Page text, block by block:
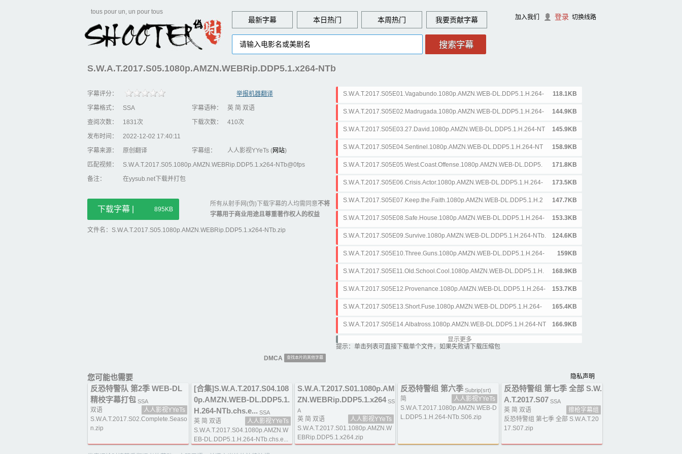
tous pour un, un pour tous
最新字幕 本日热门 本周热门 贡献字幕 加入我们 登录 切换线路
S.W.A.T.2017.S05.1080p.AMZN.WEBRip.DDP5.1.x264-NTb
字幕评分：
举报机器翻译
字幕格式：
SSA 字幕语种：
英 简 双语
查阅次数：
1831次 下载次数：
410次
发布时间：
2022-12-02 17:40:11
字幕来源：
原创翻译 字幕组： 人人影视YYeTs (网站)
匹配视频：
S.W.A.T.2017.S05.1080p.AMZN.WEBRip.DDP5.1.x264-NTb@0fps
备注：
在yysub.net下载并打包
下载字幕 | 895KB
所有从射手网(伪)下载字幕的人均需同意不将
字幕用于商业用途且尊重著作权人的权益
文件名：S.W.A.T.2017.S05.1080p.AMZN.WEBRip.DDP5.1.x264-NTb.zip
S.W.A.T.2017.S05E01.Vagabundo.1080p.AMZN.WEB-DL.DDP5.1.H.264-
NTb.ass
118.1KB
S.W.A.T.2017.S05E02.Madrugada.1080p.AMZN.WEB-DL.DDP5.1.H.264-
NTb.ass
144.9KB
S.W.A.T.2017.S05E03.27.David.1080p.AMZN.WEB-DL.DDP5.1.H.264-NT
b.ass
145.9KB
S.W.A.T.2017.S05E04.Sentinel.1080p.AMZN.WEB-DL.DDP5.1.H.264-NT
b.ass
158.9KB
S.W.A.T.2017.S05E05.West.Coast.Offense.1080p.AMZN.WEB-DL.DDP5.
1.H.264-NTb.ass
171.8KB
S.W.A.T.2017.S05E06.Crisis.Actor.1080p.AMZN.WEB-DL.DDP5.1.H.264-
NTb.ass
173.5KB
S.W.A.T.2017.S05E07.Keep.the.Faith.1080p.AMZN.WEB-DL.DDP5.1.H.2
64-NTb.ass
147.7KB
S.W.A.T.2017.S05E08.Safe.House.1080p.AMZN.WEB-DL.DDP5.1.H.264-
NTb.ass
153.3KB
S.W.A.T.2017.S05E09.Survive.1080p.AMZN.WEB-DL.DDP5.1.H.264-NTb.
ass
124.6KB
S.W.A.T.2017.S05E10.Three.Guns.1080p.AMZN.WEB-DL.DDP5.1.H.264-
NTb.ass
159KB
S.W.A.T.2017.S05E11.Old.School.Cool.1080p.AMZN.WEB-DL.DDP5.1.H.
264-NTb.ass
168.9KB
S.W.A.T.2017.S05E12.Provenance.1080p.AMZN.WEB-DL.DDP5.1.H.264-
NTb.ass
153.7KB
S.W.A.T.2017.S05E13.Short.Fuse.1080p.AMZN.WEB-DL.DDP5.1.H.264-
NTb.ass
165.4KB
S.W.A.T.2017.S05E14.Albatross.1080p.AMZN.WEB-DL.DDP5.1.H.264-NT
166.9KB
S.W.A.T.2017.S05E15.Donor.1080p.AMZN.WEB-DL.DDP5.1.H.264-NTb.a
b.ass
185.1KB
S.W.A.T.2017.S05E18.Family.1080p.AMZN.WEB-DL.DDP5.1.H.264-NTb.
S.W.A.T.2017.S05E19.Incoming.1080p.AMZN.WEB-DL.DDP5.1.H.264-NT
b.ass
143.2KB
S.W.A.T.2017.S05E20.Quandary.1080p.AMZN.WEB-DL.DDP5.1.H.264-N
Tb.ass
显示更多
提示：单击列表可直接下载单个文件，如果失败请下载压缩包
DMCA
查找本片的其他字幕
您可能也需要 隐私声明
反恐特警队 第2季 WEB-DL
精校字幕打包 SSA
双语
人人影视YYeTs
S.W.A.T.2017.S02.Complete.Seaso
n.zip
[合集]S.W.A.T.2017.S04.108
0p.AMZN.WEB-DL.DDP5.1.
H.264-NTb.chs.e... SSA
英 简 双语
人人影视YYeTs
S.W.A.T.2017.S04.1080p.AMZN.W
EB-DL.DDP5.1.H.264-NTb.chs.e...
S.W.A.T.2017.S01.1080p.AM
ZN.WEBRip.DDP5.1.x264 SS
A
英 简 双语
人人影视YYeTs
S.W.A.T.2017.S01.1080p.AMZN.W
EBRip.DDP5.1.x264.zip
反恐特警组 第六季 Subrip(srt)
简
人人影视YYeTs
S.W.A.T.2017.1080p.AMZN.WEB-D
L.DDP5.1.H.264-NTb.S06.zip
反恐特警组 第七季 全部 S.W.
A.T.2017.S07 SSA
英 简 双语
擦枪字幕组
反恐特警组 第七季 全部 S.W.A.T.20
17.S07.zip